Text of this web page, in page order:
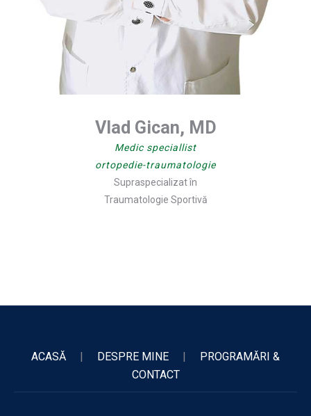
Vlad Gican, MD
Medic speciallist
ortopedie-traumatologie
Supraspecializat în
Traumatologie Sportivă
ACASĂ | DESPRE MINE |
PROGRAMĂRI &
CONTACT